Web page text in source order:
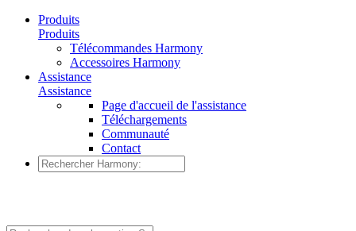
Produits
Produits
Télécommandes Harmony
Accessoires Harmony
Assistance
Assistance
Page d'accueil de l'assistance
Téléchargements
Communauté
Contact